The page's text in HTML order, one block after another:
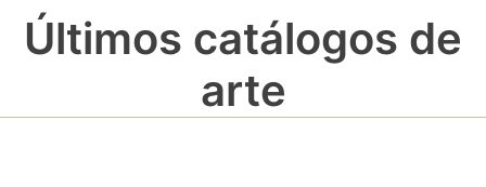
Últimos catálogos de
arte